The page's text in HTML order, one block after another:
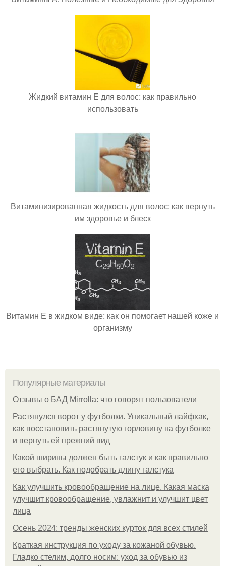
Жидкий витамин Е для волос: как правильно
использовать
Витаминизированная жидкость для волос: как вернуть
им здоровье и блеск
Витамин Е в жидком виде: как он помогает нашей коже и
организму
Популярные материалы
Отзывы о БАД Mirrolla: что говорят пользователи
Растянулся ворот у футболки. Уникальный лайфхак,
как восстановить растянутую горловину на футболке
и вернуть ей прежний вид
Какой ширины должен быть галстук и как правильно
его выбрать. Как подобрать длину галстука
Как улучшить кровообращение на лице. Какая маска
улучшит кровообращение, увлажнит и улучшит цвет
лица
Осень 2024: тренды женских курток для всех стилей
Краткая инструкция по уходу за кожаной обувью.
Гладко стелим, долго носим: уход за обувью из